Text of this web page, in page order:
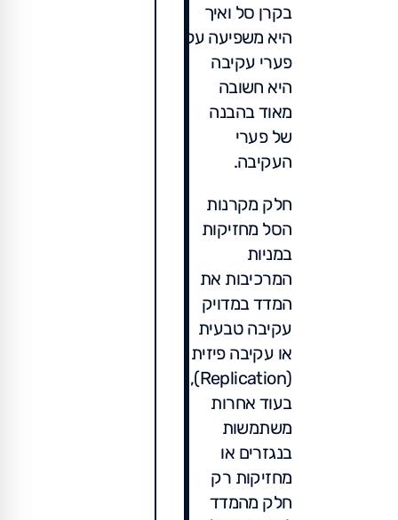
בקרן סל ואיך
היא משפיעה על
פערי עקיבה
היא חשובה
מאוד בהבנה
של פערי
העקיבה.
חלק מקרנות
הסל מחזיקות
במניות
המרכיבות את
המדד במדויק
עקיבה טבעית
או עקיבה פיזית
(Replication),
בעוד אחרות
משתמשות
בנגזרים או
מחזיקות רק
חלק מהמדד